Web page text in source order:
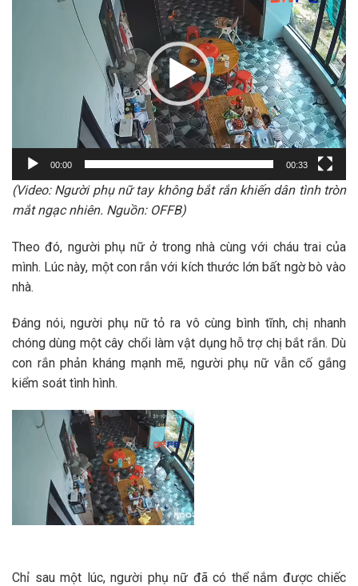
00:00 00:33
(Video: Người phụ nữ tay không bắt rắn khiến dân tình tròn
mắt ngạc nhiên. Nguồn: OFFB)
Theo đó, người phụ nữ ở trong nhà cùng với cháu trai của
mình. Lúc này, một con rắn với kích thước lớn bất ngờ bò vào
nhà.
Đáng nói, người phụ nữ tỏ ra vô cùng bình tĩnh, chị nhanh
chóng dùng một cây chổi làm vật dụng hỗ trợ chị bắt rắn. Dù
con rắn phản kháng mạnh mẽ, người phụ nữ vẫn cố gắng
kiểm soát tình hình.
Chỉ sau một lúc, người phụ nữ đã có thể nắm được chiếc